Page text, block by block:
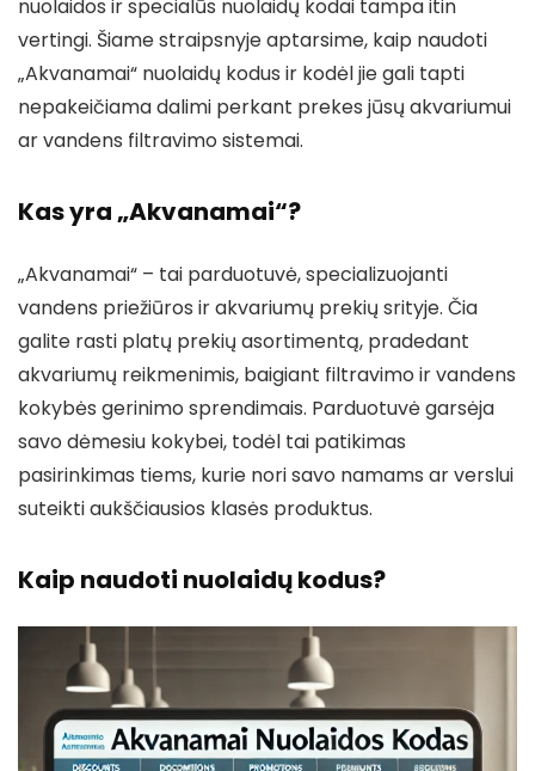
nuolaidos ir specialūs nuolaidų kodai tampa itin
vertingi. Šiame straipsnyje aptarsime, kaip naudoti
„Akvanamai“ nuolaidų kodus ir kodėl jie gali tapti
nepakeičiama dalimi perkant prekes jūsų akvariumui
ar vandens filtravimo sistemai.
Kas yra „Akvanamai“?
„Akvanamai“ – tai parduotuvė, specializuojanti
vandens priežiūros ir akvariumų prekių srityje. Čia
galite rasti platų prekių asortimentą, pradedant
akvariumų reikmenimis, baigiant filtravimo ir vandens
kokybės gerinimo sprendimais. Parduotuvė garsėja
savo dėmesiu kokybei, todėl tai patikimas
pasirinkimas tiems, kurie nori savo namams ar verslui
suteikti aukščiausios klasės produktus.
Kaip naudoti nuolaidų kodus?